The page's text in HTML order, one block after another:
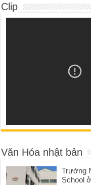
Clip
Văn Hóa nhật bản
Trường
School